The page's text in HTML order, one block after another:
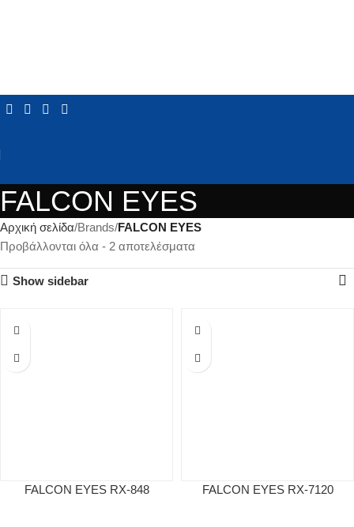
FALCON EYES
Αρχική σελίδα Brands FALCON EYES
Προβάλλονται όλα - 2 αποτελέσματα
Show sidebar
FALCON EYES RX-848 FALCON EYES RX-7120